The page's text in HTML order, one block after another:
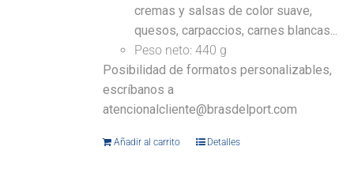
cremas y salsas de color suave,
quesos, carpaccios, carnes blancas...
Peso neto: 440 g
Posibilidad de formatos personalizables,
escríbanos a
atencionalcliente@brasdelport.com
Añadir al carrito Detalles